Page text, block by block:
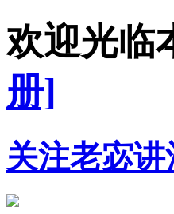
欢迎光
册]
关注老宓讲